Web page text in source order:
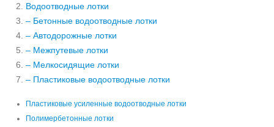
Водоотводные лотки
– Бетонные водоотводные лотки
– Автодорожные лотки
– Межпутевые лотки
– Мелкосидящие лотки
– Пластиковые водоотводные лотки
Пластиковые усиленные водоотводные лотки
Полимербетонные лотки